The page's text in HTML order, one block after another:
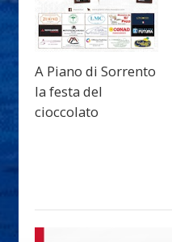
A Piano di Sorrento
la festa del
cioccolato